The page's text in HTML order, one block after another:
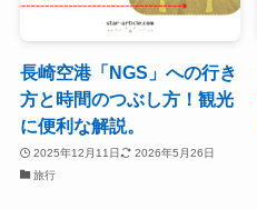
長崎空港「NGS」への行き
方と時間のつぶし方！観光
に便利な解説。
2025年12月11日
2026年5月26日
旅行